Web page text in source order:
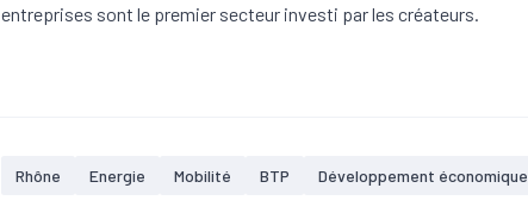
entreprises sont le premier secteur investi par les créateurs.
Rhône Energie Mobilité BTP Développement économique